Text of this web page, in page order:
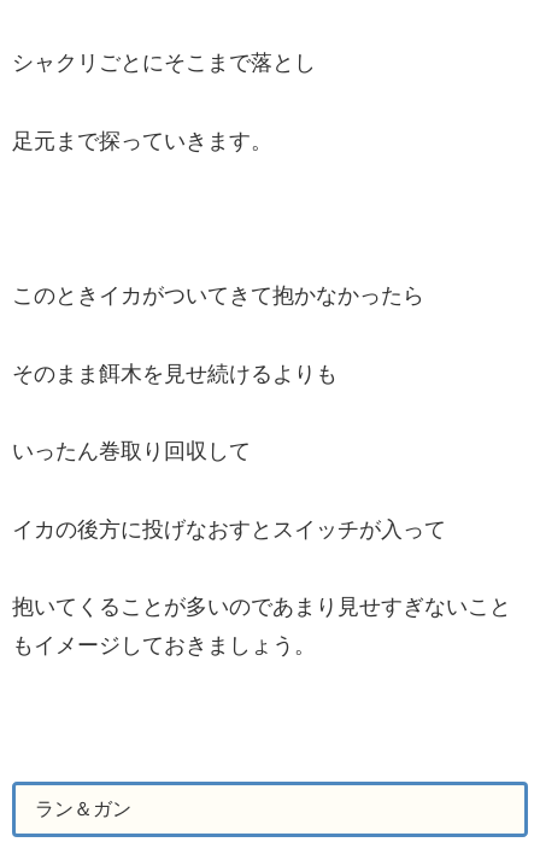
シャクリごとにそこまで落とし
足元まで探っていきます。
このときイカがついてきて抱かなかったら
そのまま餌木を見せ続けるよりも
いったん巻取り回収して
イカの後方に投げなおすとスイッチが入って
抱いてくることが多いのであまり見せすぎないこと
もイメージしておきましょう。
ラン＆ガン